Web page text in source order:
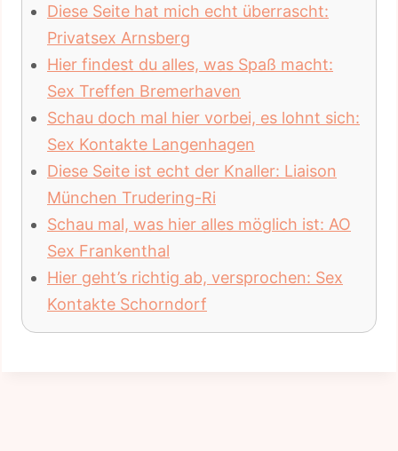
Diese Seite hat mich echt überrascht:
Privatsex Arnsberg
Hier findest du alles, was Spaß macht:
Sex Treffen Bremerhaven
Schau doch mal hier vorbei, es lohnt sich:
Sex Kontakte Langenhagen
Diese Seite ist echt der Knaller: Liaison
München Trudering-Ri
Schau mal, was hier alles möglich ist: AO
Sex Frankenthal
Hier geht’s richtig ab, versprochen: Sex
Kontakte Schorndorf